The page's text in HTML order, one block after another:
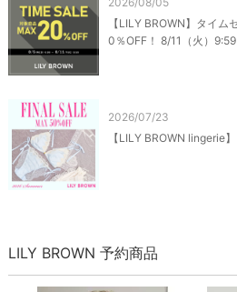
【LILY BROWN】タイ
0％OFF！ 8/11（火）
2026/07/23
【LILY BROWN lingerie
LILY BROWN 予約商品